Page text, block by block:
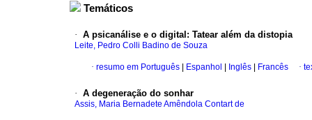
Temáticos
· A psicanálise e o digital: Tatear além da distopia
Leite, Pedro Colli Badino de Souza
· resumo em Português Espanhol Inglês Francês ·
· A degeneração do sonhar
Assis, Maria Bernadete Amêndola Contart de